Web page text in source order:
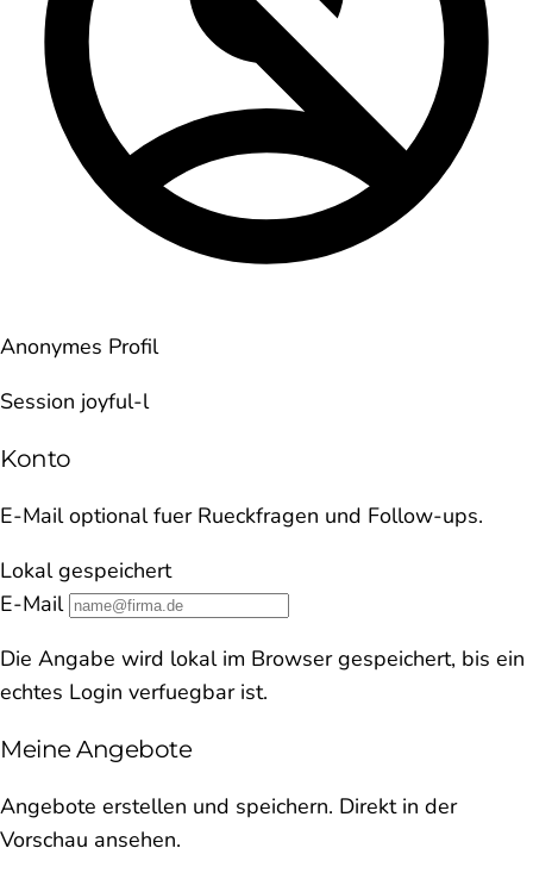
Anonymes Profil
Session joyful-l
Konto
E-Mail optional fuer Rueckfragen und Follow-ups.
Lokal gespeichert
E-Mail
Die Angabe wird lokal im Browser gespeichert, bis ein
echtes Login verfuegbar ist.
Meine Angebote
Angebote erstellen und speichern. Direkt in der
Vorschau ansehen.